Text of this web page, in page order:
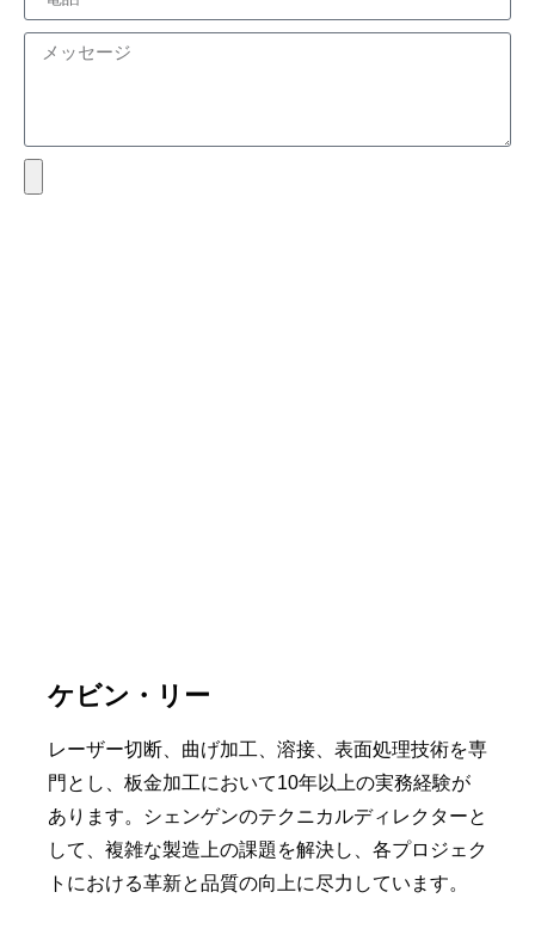
ケビン・リー
レーザー切断、曲げ加工、溶接、表面処理技術を専
門とし、板金加工において10年以上の実務経験が
あります。シェンゲンのテクニカルディレクターと
して、複雑な製造上の課題を解決し、各プロジェク
トにおける革新と品質の向上に尽力しています。